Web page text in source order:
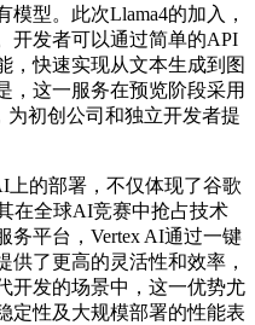
型。此次Llama4的加入，
开发者可以通过简单的API
，快速实现从文本生成到图
，这一服务在预览阶段采用
为初创公司和独立开发者提
上的部署，不仅体现了谷歌
在全球AI竞赛中抢占技术
务平台，Vertex AI通过一键
了更高的灵活性和效率，
开发的场景中，这一优势尤
定性及大规模部署的性能表